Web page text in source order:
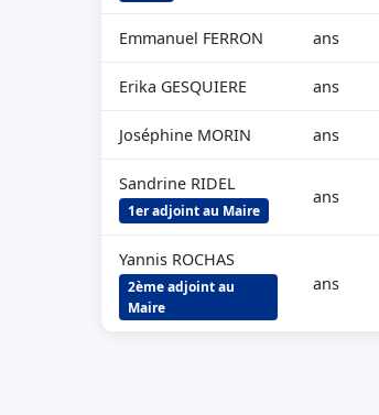
Emmanuel FERRON ans
Erika GESQUIERE ans
Joséphine MORIN ans
Sandrine RIDEL
1er adjoint au Maire
ans
Yannis ROCHAS
2ème adjoint au
Maire
ans